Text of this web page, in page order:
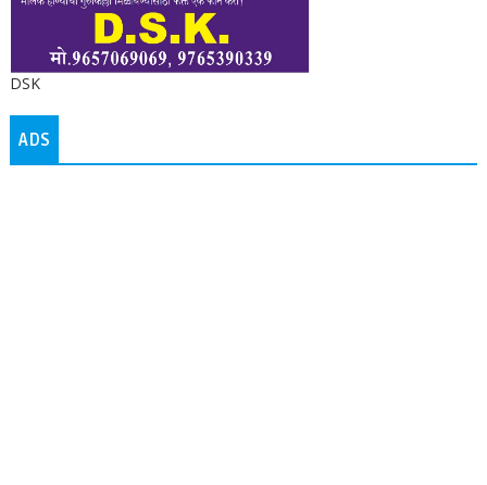
DSK
ADS